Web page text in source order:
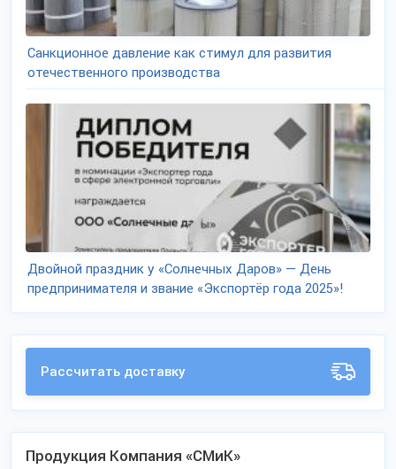
Санкционное давление как стимул для развития
отечественного производства
Двойной праздник у «Солнечных Даров» — День
предпринимателя и звание «Экспортёр года 2025»!
Рассчитать доставку
Продукция Компания «СМиК»